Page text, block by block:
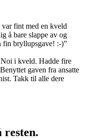
fint med en kveld
å bare slappe av og
fin bryllupsgave! :-)”
Noi i kveld. Hadde fire
gaven fra ansatte
Takk til alle dere
resten.